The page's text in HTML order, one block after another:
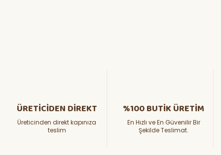
ÜRETİCİDEN DİREKT
Üreticinden direkt kapınıza
teslim
%100 BUTİK ÜRETİM
En Hızlı ve En Güvenilir Bir
Şekilde Teslimat.